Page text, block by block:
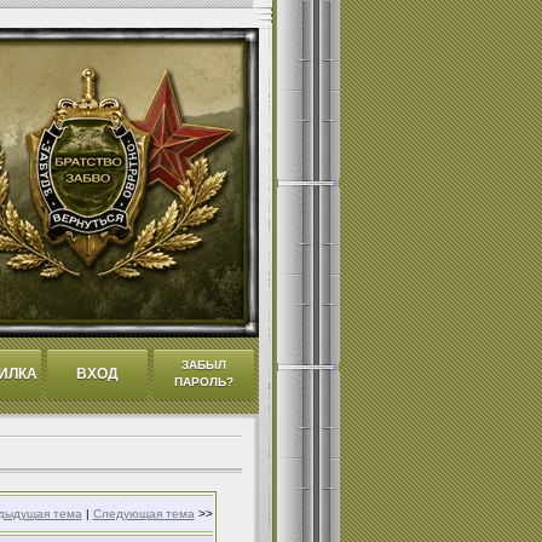
ВХОД
ЗАБЫЛ
ПАРОЛЬ?
тема | Следующая тема >>